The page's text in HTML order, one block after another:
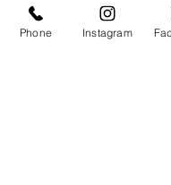
Phone Instagram